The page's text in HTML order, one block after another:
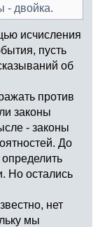
- двойка.
исчисления
пусть
об
против
законы
- законы
До
Но остались
нет
мы